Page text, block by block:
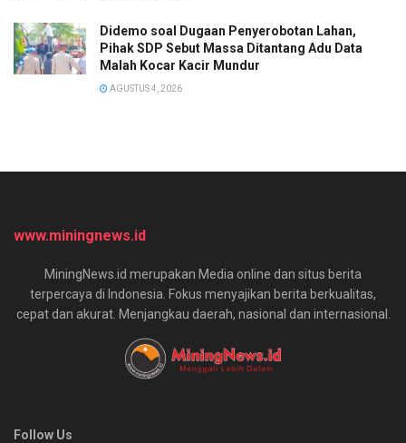
Didemo soal Dugaan Penyerobotan Lahan,
Pihak SDP Sebut Massa Ditantang Adu Data
Malah Kocar Kacir Mundur
AGUSTUS 4, 2026
www.miningnews.id
MiningNews.id merupakan Media online dan situs berita
terpercaya di Indonesia. Fokus menyajikan berita berkualitas,
cepat dan akurat. Menjangkau daerah, nasional dan internasional.
Follow Us